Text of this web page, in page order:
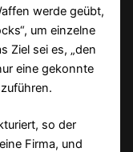
werde geübt,
um einzelne
Ziel sei es, „den
eine gekonnte
so der
Firma, und